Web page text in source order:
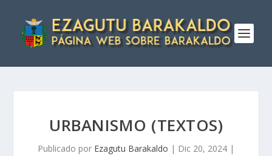
URBANISMO (TEXTOS)
Publicado por Ezagutu Barakaldo | Dic 20, 2024 |